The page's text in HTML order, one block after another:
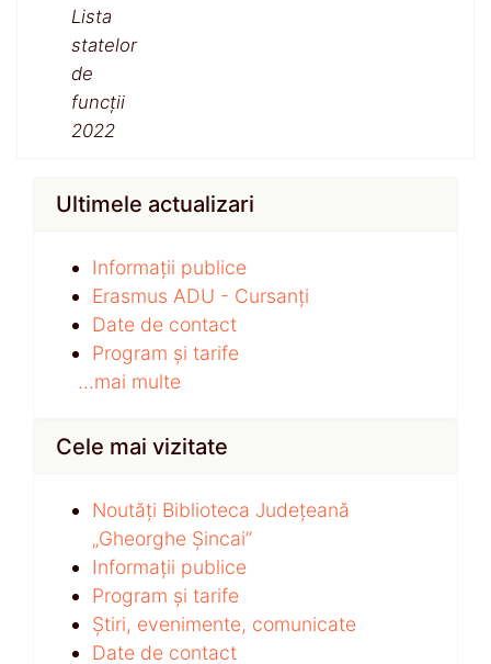
Lista
statelor
de
funcții
2022
Ultimele actualizari
Informații publice
Erasmus ADU - Cursanți
Date de contact
Program și tarife
...mai multe
Cele mai vizitate
Noutăți Biblioteca Județeană
„Gheorghe Șincai”
Informații publice
Program și tarife
Știri, evenimente, comunicate
Date de contact